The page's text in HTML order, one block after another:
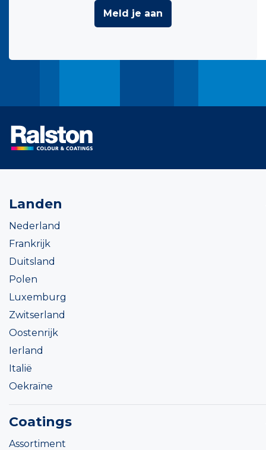
Meld je aan
Landen
Nederland
Frankrijk
Duitsland
Polen
Luxemburg
Zwitserland
Oostenrijk
Ierland
Italië
Oekraïne
Coatings
Assortiment